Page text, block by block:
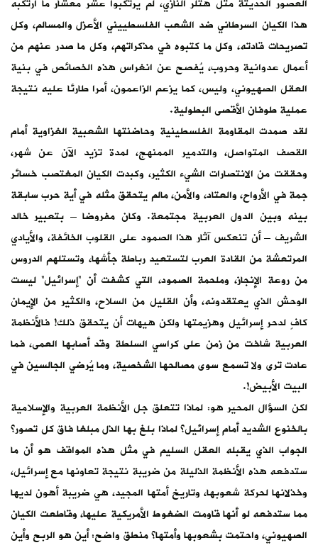
هذا الكيان السرطاني ضد الشعب الفلسطييني الأعزل والمسالم، وكل
تصريحات قادته، وكل ما كتبوه في مذكراتهم، وكل ما صدر عنهم من
أعمال عدوانية وحروب، يُفصح عن انغراس هذه الخصائص في بنية
العقل الصهيوني، وليس، كما يزعم الزاعمون، أمرا طارئا عليه نتيجة
عملية طوفان الأقصى البطولية.
لقد صمدت المقاومة الفلسطينية وحاضنتها الشعبية الغزاوية أمام
القصف المتواصل، والتدمير الممنهج، لمدة تزيد الآن عن شهر،
وحققت من الانتصارات الشيء الكثير، وكبدت الكيان المغتصب خسائر
جمة في الأرواح، والعتاد، والأمن، مالم يتحقق مثله في أية حرب سابقة
بينه وبين الدول العربية مجتمعة. وكان مفروضا – بتعبير خالد
الشريف – أن تنعكس آثار هذا الصمود على القلوب الخائفة، والأيادي
المرتعشة من القادة العرب لتستعيد رباطة جأشها، وتستلهم الدروس
من روعة الإنجاز، وملحمة الصمود، التي كشفت أن “إسرائيل” ليست
الوحش الذي يعتقدونه، وأن القليل من السلاح، والكثير من الإيمان
كافٍ لدحر إسرائيل وهزيمتها ولكن هيهات أن يتحقق ذلك! فالأنظمة
العربية شاخت من زمن على كراسي السلطة وقد أصابها العمى، فما
عادت ترى ولا تسمع سوى مصالحها الشخصية، وما يُرضي الجالسين في
البيت الأبيض!.
لكن السؤال المحير هو: لماذا تتعلق جل الأنظمة العربية والإسلامية
بالخنوع الشديد أمام إسرائيل؟ لماذا بلغ بها الذل مبلغا فاق كل تصور؟
الجواب الذي يقبله العقل السليم في مثل هذه المواقف هو أن ما
ستدفعه هذه الأنظمة الذليلة من ضريبة نتيجة تعاونها مع إسرائيل،
وخذلانها لحركة شعوبها، وتاريخ أمتها المجيد، هي ضريبة أهون لديها
مما ستدفعه لو أنها قاومت الضغوط الأمريكية عليها، وقاطعت الكيان
الصهيوني، واحتمت بشعوبها وأمتها؟ منطق واضح: أين هو الربح وأين